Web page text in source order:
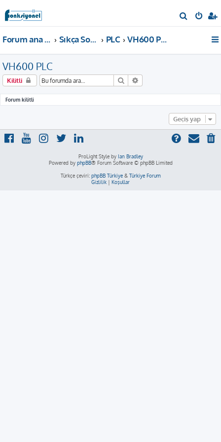
r
Forum ana sayfa Sıkça Sorulan Sorular PLC VH600 PLC
VH600 PLC
Kilitli Ara
Forum kilitli
Geçiş yap
ProLight Style by Ian Bradley
Powered by phpBB® Forum Software © phpBB Limited
Türkçe çeviri: phpBB Türkiye& Türkiye Forum
Gizlilik | Koşullar